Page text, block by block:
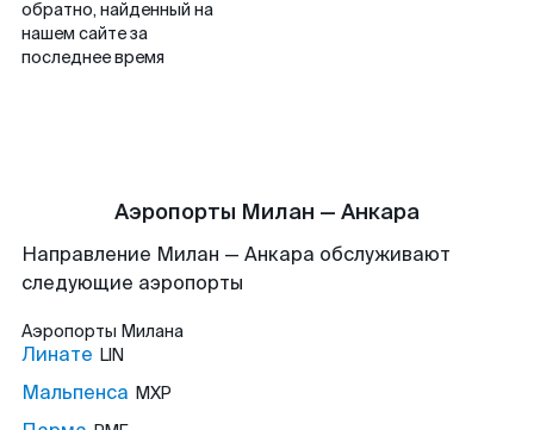
обратно, найденный на
нашем сайте за
последнее время
Аэропорты Милан — Анкара
Направление Милан — Анкара обслуживают
следующие аэропорты
Аэропорты Милана
Линате LIN
Мальпенса MXP